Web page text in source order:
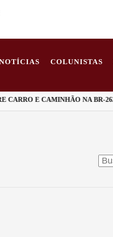
COLUNISTAS
E CAMINHÃO NA BR-262